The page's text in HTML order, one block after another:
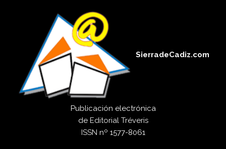
SierradeCadiz.com
Publicación electrónica
de Editorial Tréveris
ISSN nº 1577-8061